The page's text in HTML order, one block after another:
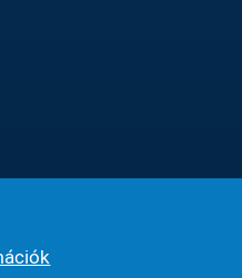
Művészeti Iskola és